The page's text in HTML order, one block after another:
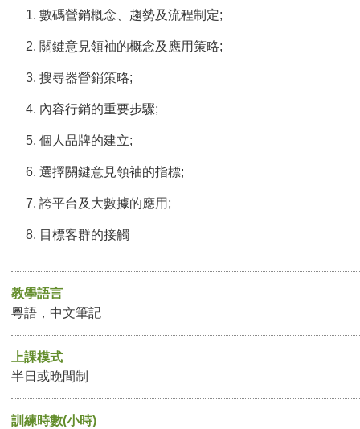
數碼營銷概念、趨勢及流程制定;
關鍵意見領袖的概念及應用策略;
搜尋器營銷策略;
內容行銷的重要步驟;
個人品牌的建立;
選擇關鍵意見領袖的指標;
誇平台及大數據的應用;
目標客群的接觸
教學語言
粵語，中文筆記
上課模式
半日或晚間制
訓練時數(小時)